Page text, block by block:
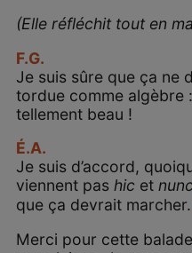
(Elle réfléchit tout en
F.G.
Je suis sûre que ça ne
tordue comme algèbre
tellement beau !
É.A.
Je suis d’accord,
viennent pas hic et nunc
que ça devrait marcher.
Merci pour cette